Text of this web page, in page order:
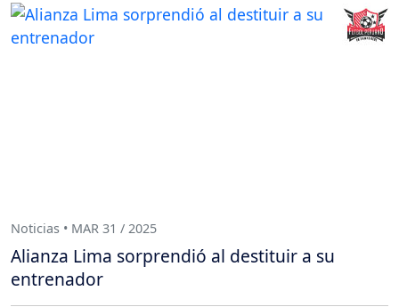
Noticias • MAR 31 / 2025
Alianza Lima sorprendió al destituir a su
entrenador